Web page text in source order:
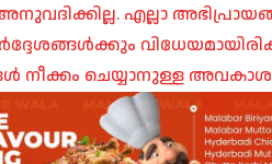
എല്ലാ
നീക്കം ചെയ്യാനുള്ള